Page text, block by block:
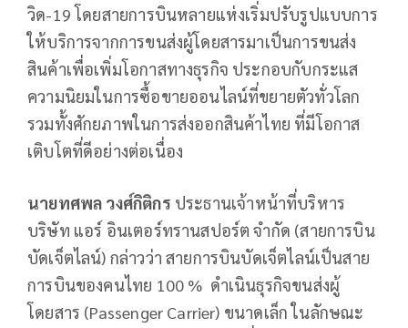
วิด-19 โดยสายการบินหลายแห่งเริ่มปรับรูปแบบการ
ให้บริการจากการขนส่งผู้โดยสารมาเป็นการขนส่ง
สินค้าเพื่อเพิ่มโอกาสทางธุรกิจ ประกอบกับกระแส
ความนิยมในการซื้อขายออนไลน์ที่ขยายตัวทั่วโลก
รวมทั้งศักยภาพในการส่งออกสินค้าไทย ที่มีโอกาส
เติบโตที่ดีอย่างต่อเนื่อง
นายทศพล วงศ์กิติกร ประธานเจ้าหน้าที่บริหาร
บริษัท แอร์ อินเตอร์ทรานสปอร์ต จำกัด (สายการบิน
บัดเจ็ตไลน์) กล่าวว่า สายการบินบัดเจ็ตไลน์เป็นสาย
การบินของคนไทย 100 % ดำเนินธุรกิจขนส่งผู้
โดยสาร (Passenger Carrier) ขนาดเล็ก ในลักษณะ